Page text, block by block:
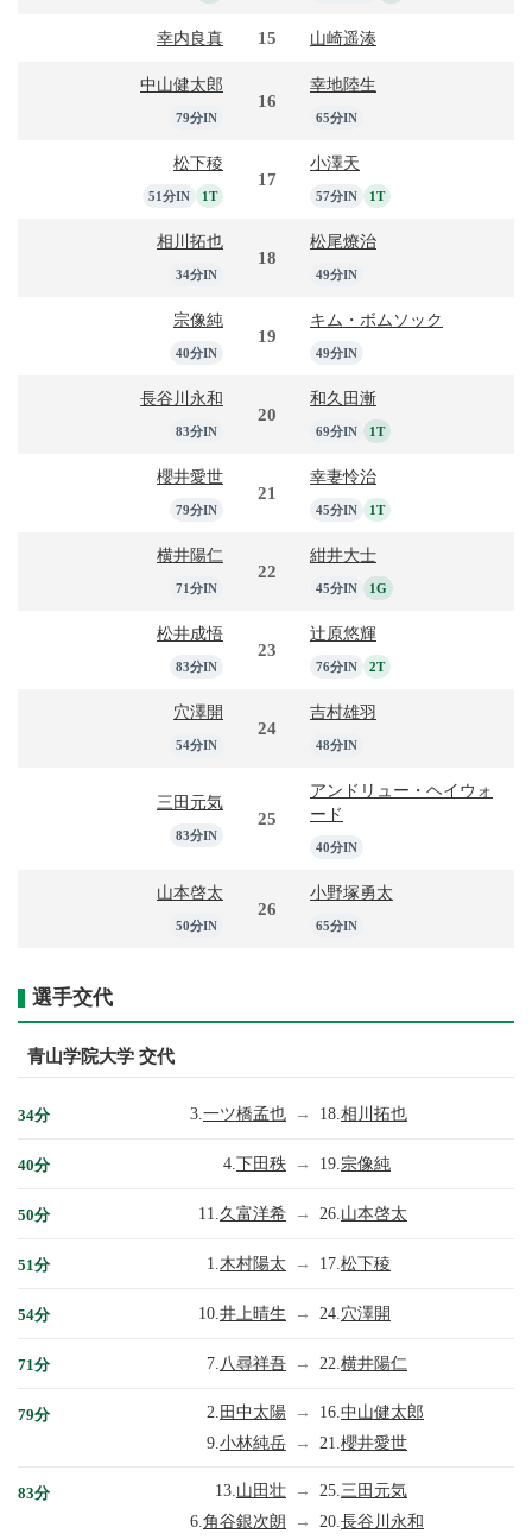
幸内良真 15 山崎遥湊
中山健太郎
79分IN
16
幸地陸生
65分IN
松下稜
51分IN 1T
17
小澤天
57分IN 1T
相川拓也
34分IN
18
松尾燎治
49分IN
宗像純
40分IN
19
キム・ボムソック
49分IN
長谷川永和
83分IN
20
和久田漸
69分IN 1T
櫻井愛世
79分IN
21
幸妻怜治
45分IN 1T
横井陽仁
71分IN
22
紺井大士
45分IN 1G
松井成悟
83分IN
23
辻原悠輝
76分IN 2T
穴澤開
54分IN
24
吉村雄羽
48分IN
三田元気
83分IN
25
アンドリュー・ヘイウォ
ード
40分IN
山本啓太
50分IN
26
小野塚勇太
65分IN
選手交代
青山学院大学 交代
34分 3. 一ツ橋孟也 → 18. 相川拓也
40分 4. 下田秩 → 19. 宗像純
50分 11. 久富洋希 → 26. 山本啓太
51分 1. 木村陽太 → 17. 松下稜
54分 10. 井上晴生 → 24. 穴澤開
71分 7. 八尋祥吾 → 22. 横井陽仁
79分 2. 田中太陽 → 16. 中山健太郎
9. 小林純岳 → 21. 櫻井愛世
83分 13. 山田壮 → 25. 三田元気
6. 角谷銀次朗 → 20. 長谷川永和